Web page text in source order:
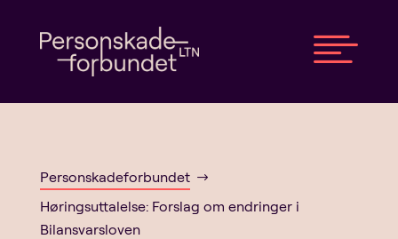

Personskadeforbundet $
Høringsuttalelse: Forslag om endringer i
Bilansvarsloven